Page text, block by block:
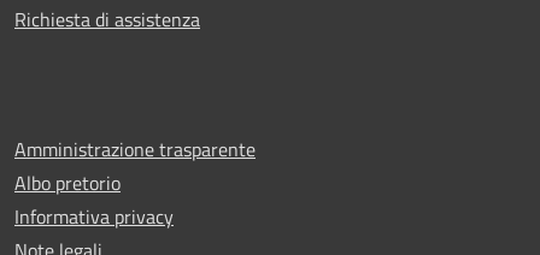
Richiesta di assistenza
Amministrazione trasparente
Albo pretorio
Informativa privacy